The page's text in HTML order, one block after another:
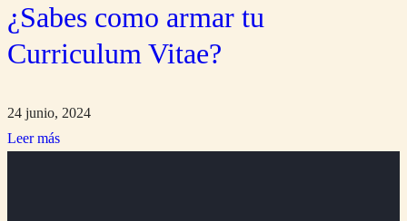
¿Sabes como armar tu
Curriculum Vitae?
24 junio, 2024
Leer más